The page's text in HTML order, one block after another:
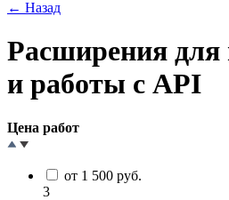
← Назад
Расширения для
и работы с API
Цена работ
от 1 500 руб.
3